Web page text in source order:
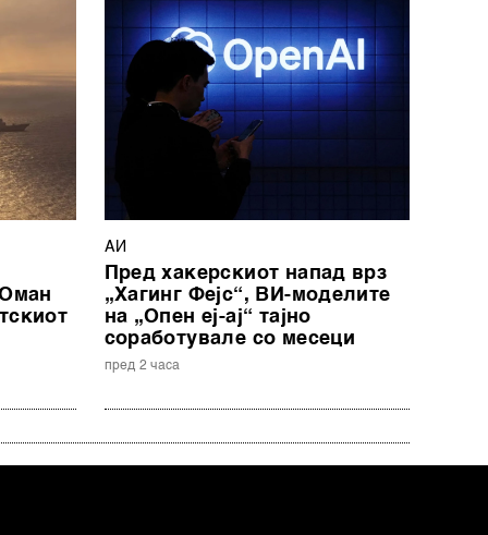
АИ
Пред хакерскиот напад врз
„Хагинг Фејс“, ВИ-моделите
на „Опен еј-ај“ тајно
соработувале со месеци
пред 2 часа